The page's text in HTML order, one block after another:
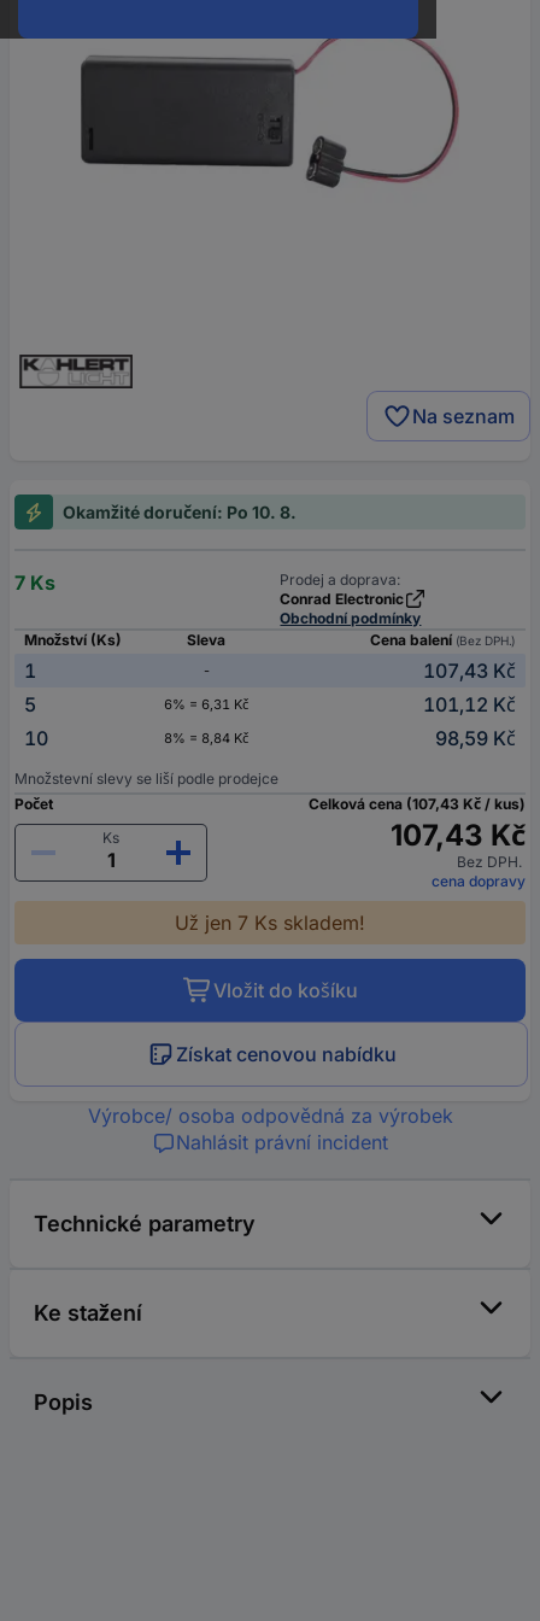
Na seznam
Okamžité doručení: Po 10. 8.
7 Ks
Prodej a doprava:
Conrad Electronic
Obchodní podmínky
Množství (Ks)
Sleva Cena balení (Bez DPH.)
1 -
107,43 Kč
5
6% = 6,31 Kč
101,12 Kč
10
8% = 8,84 Kč 98,59 Kč
Množstevní slevy se liší podle prodejce
Počet
Ks
Celková cena (107,43 Kč / kus)
107,43 Kč
Bez DPH.
cena dopravy
Už jen 7 Ks skladem!
Vložit do košíku
Získat cenovou nabídku
Výrobce/ osoba odpovědná za výrobek
Nahlásit právní incident
Technické parametry
Ke stažení
Popis